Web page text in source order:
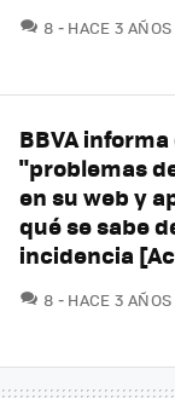
8 COMENTARIOS
HACE 3 AÑOS
BBVA informa
"problemas
en su web y
qué se sabe
incidencia
8 COMENTARIOS
HACE 3 AÑOS